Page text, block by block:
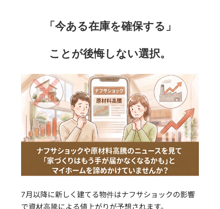
「今ある在庫を確保する」
ことが後悔しない選択。
7月以降に新しく建てる物件はナフサショックの影響
で資材高騰による値上がりが予想されます。